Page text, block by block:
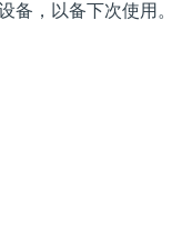
备，以备下次使用。